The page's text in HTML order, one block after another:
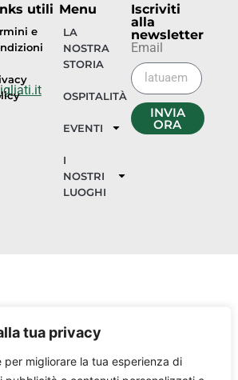
tua privacy
per migliorare la tua esperienza di
utili
e
Menu
LA
NOSTRA
STORIA
OSPITALITÀ
EVENTI
I
NOSTRI
LUOGHI
Iscriviti
alla
newsletter
Email
INVIA
ORA